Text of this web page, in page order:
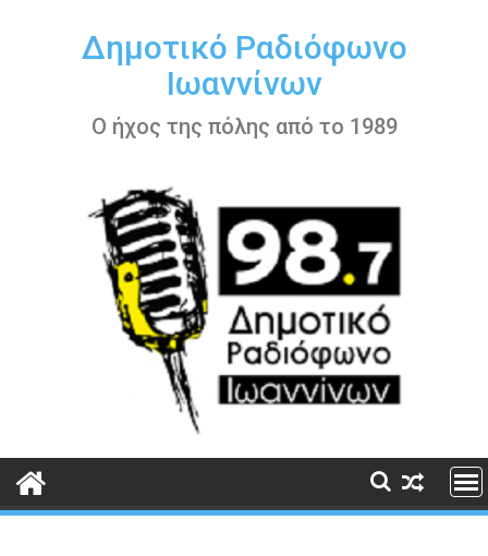
περιεχόμενοΔημοτικό Ραδιόφωνο
Ιωαννίνων
Ο ήχος της πόλης από το 1989